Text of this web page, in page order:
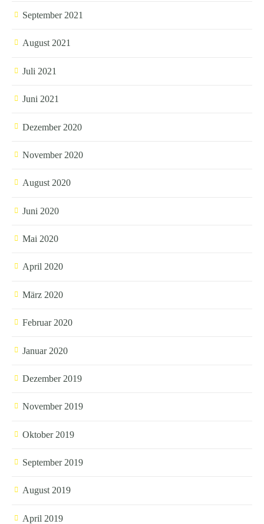
September 2021
August 2021
Juli 2021
Juni 2021
Dezember 2020
November 2020
August 2020
Juni 2020
Mai 2020
April 2020
März 2020
Februar 2020
Januar 2020
Dezember 2019
November 2019
Oktober 2019
September 2019
August 2019
April 2019